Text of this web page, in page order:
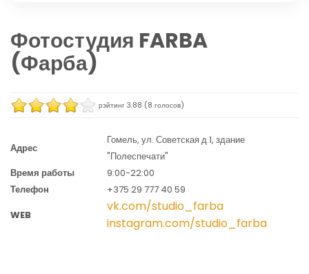
Фотостудия FARBA
(Фарба)
рэйтинг 3.88 (8 голосов)
Адрес
Гомель, ул. Советская д.1, здание
"Полеспечати"
Время работы
9:00-22:00
Телефон
+375 29 777 40 59
WEB
vk.com/studio_farba
instagram.com/studio_farba